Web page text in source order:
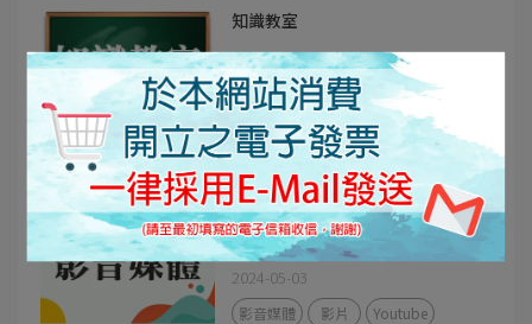
知識教室
2024-06-13
安裝說明 知識教室
施作
省空間
電容
影音媒體
2024-05-03
影音媒體 影片
Youtube